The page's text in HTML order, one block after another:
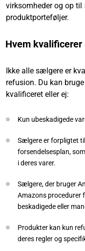
virksomheder og op til
produktporteføljer.
Hvem
Ikke alle sælgere er
refusion. Du kan
kvalificeret eller ej:
Kun ubeskadigede
Sælgere er forpligtet
forsendelsesplan,
i deres varer.
Sælgere, der bruger
Amazons procedurer
beskadigede eller
Produkter kan kun
deres regler og